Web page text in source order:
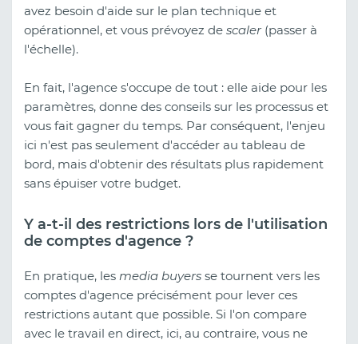
avez besoin d'aide sur le plan technique et
opérationnel, et vous prévoyez de scaler(passer à
l'échelle).
En fait, l'agence s'occupe de tout : elle aide pour les
paramètres, donne des conseils sur les processus et
vous fait gagner du temps. Par conséquent, l'enjeu
ici n'est pas seulement d'accéder au tableau de
bord, mais d'obtenir des résultats plus rapidement
sans épuiser votre budget.
Y a-t-il des restrictions lors de l'utilisation
de comptes d'agence ?
En pratique, les media buyers se tournent vers les
comptes d'agence précisément pour lever ces
restrictions autant que possible. Si l'on compare
avec le travail en direct, ici, au contraire, vous ne